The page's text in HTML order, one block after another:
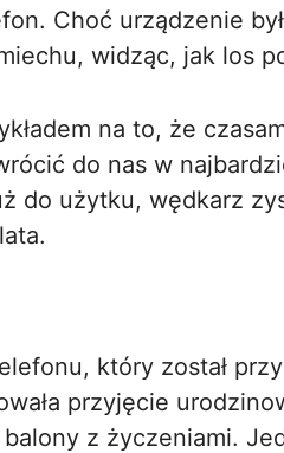
Choć urządzenie
widząc, jak los
na to, że
do nas w
do użytku, wędkarz
który został
przyjęcie
z życzeniami.